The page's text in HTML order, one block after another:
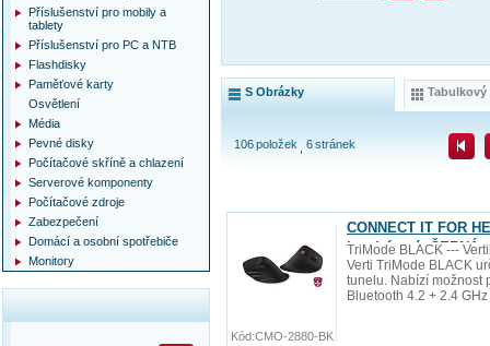
S Obrázky Tabulkový
106položek 6stránek
CONNECT IT FOR
bezdrátová, ČERNÁ
TriMode BLACK ---
Verti TriMode BLACK
tunelu. Nabízí možnost
Bluetooth 4.2 + 2.4 GHz
Kód:CMO-2880-BK
Příslušenství pro mobily a
tablety
Příslušenství pro PC a NTB
Flashdisky
Paměťové karty
Osvětlení
Média
Pevné disky
Počítačové skříně a chlazení
Serverové komponenty
Počítačové zdroje
Zabezpečení
Domácí a osobní spotřebiče
Monitory